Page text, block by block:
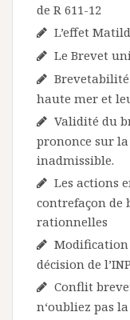
de R 611-12
L’effet
Le Brevet
haute mer et
Validité du
prononce sur
inadmissible.
Les actions
contrefaçon de
rationnelles
Modification
décision de
Conflit
n‘oubliez pas